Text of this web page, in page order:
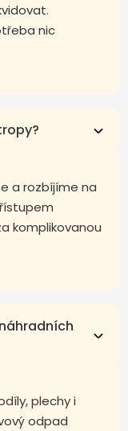
nic
a rozbíjíme na
komplikovanou
plechy i
odpad